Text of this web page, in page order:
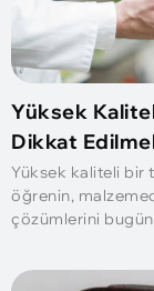
Yüksek
Dikkat
Yüksek kaliteli bir
öğrenin,
çözümlerini